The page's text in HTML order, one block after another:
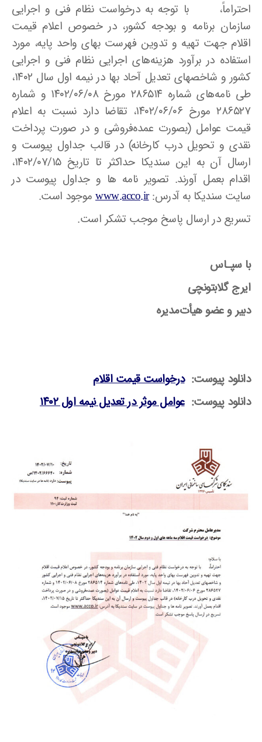
احتراماً، با توجه به درخواست نظام فنی و اجرایی
سازمان برنامه و بودجه کشور، در خصوص اعلام قیمت
اقلام جهت تهیه و تدوین فهرست بهای واحد پایه، مورد
استفاده در برآورد هزینه‌های اجرایی نظام فنی و اجرایی
کشور و شاخصهای تعدیل آحاد بها در نیمه اول سال ۱۴۰۲،
طی نامه‌های شماره ۲۸۶۵۱۴ مورخ ۱۴۰۲/۰۶/۰۸ و شماره
۲۸۶۵۲۷ مورخ ۱۴۰۲/۰۶/۰۶، تقاضا دارد نسبت به اعلام
قیمت عوامل (بصورت عمده‌فروشی و در صورت پرداخت
نقدی و تحویل درب کارخانه) در قالب جداول پیوست و
ارسال آن به این سندیکا حداکثر تا تاریخ ۱۴۰۲/۰۷/۱۵،
اقدام بعمل آورند. تصویر نامه ها و جداول پیوست در
سایت سندیکا به آدرس:www.acco.ir موجود است.
تسریع در ارسال پاسخ موجب تشکر است.
با سپـاس
ایرج گلابتونچی
دبیر و عضو هیأت‌مدیره
دانلود پیوست: درخواست قیمت اقلام
دانلود پیوست: عوامل موثر در تعدیل نیمه اول ۱۴۰۲